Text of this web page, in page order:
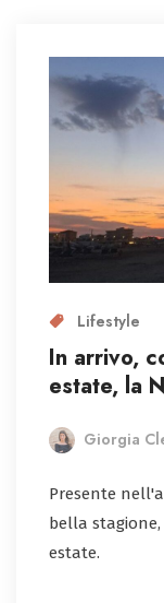
Lifestyle
In arrivo,
estate, la
Giorgia
Presente
bella
estate.